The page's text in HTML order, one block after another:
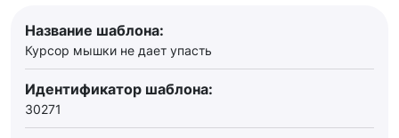
Название шаблона:
Курсор мышки не дает упасть
Идентификатор шаблона:
30271